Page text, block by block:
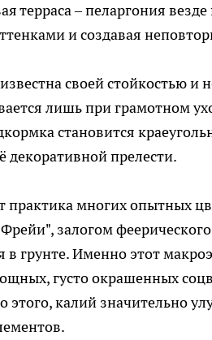
терраса – пеларгония
и создавая
своей стойкостью
лишь при грамотном
становится
декоративной прелести.
практика многих опытных
залогом
в грунте. Именно этот
густо окрашенных
этого, калий значительно